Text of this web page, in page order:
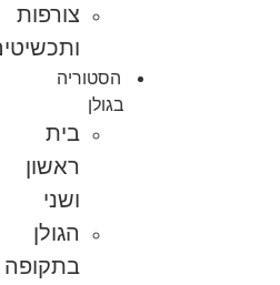
צורפות
ותכשיטים
הסטוריה
בית
ראשון
הגולן
בתקופה